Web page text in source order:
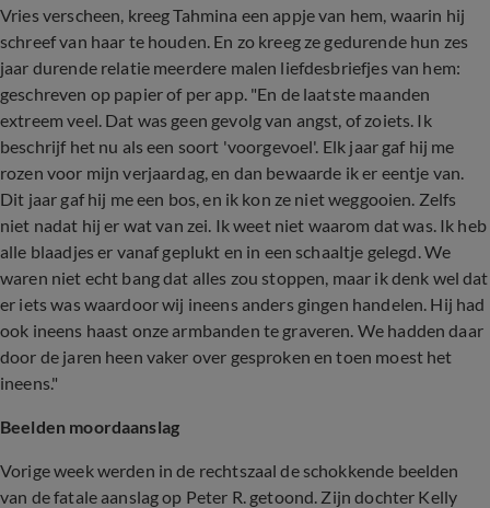
Vries verscheen, kreeg Tahmina een appje van hem, waarin hij
schreef van haar te houden. En zo kreeg ze gedurende hun zes
jaar durende relatie meerdere malen liefdesbriefjes van hem:
geschreven op papier of per app. "En de laatste maanden
extreem veel. Dat was geen gevolg van angst, of zoiets. Ik
beschrijf het nu als een soort 'voorgevoel'. Elk jaar gaf hij me
rozen voor mijn verjaardag, en dan bewaarde ik er eentje van.
Dit jaar gaf hij me een bos, en ik kon ze niet weggooien. Zelfs
niet nadat hij er wat van zei. Ik weet niet waarom dat was. Ik heb
alle blaadjes er vanaf geplukt en in een schaaltje gelegd. We
waren niet echt bang dat alles zou stoppen, maar ik denk wel dat
er iets was waardoor wij ineens anders gingen handelen. Hij had
ook ineens haast onze armbanden te graveren. We hadden daar
door de jaren heen vaker over gesproken en toen moest het
ineens."
Beelden moordaanslag
Vorige week werden in de rechtszaal de schokkende beelden
van de fatale aanslag op Peter R. getoond. Zijn dochter Kelly